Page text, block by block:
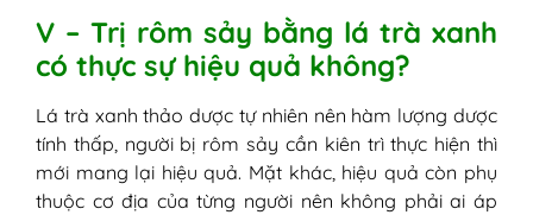
V – Trị rôm sảy bằng lá trà xanh
có thực sự hiệu quả không?
Lá trà xanh thảo dược tự nhiên nên hàm lượng dược
tính thấp, người bị rôm sảy cần kiên trì thực hiện thì
mới mang lại hiệu quả. Mặt khác, hiệu quả còn phụ
thuộc cơ địa của từng người nên không phải ai áp